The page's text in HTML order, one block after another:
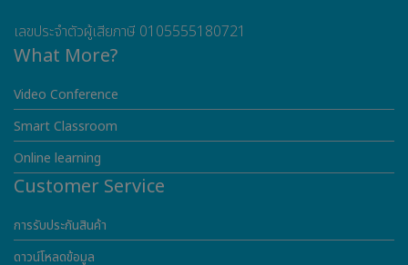
เลขประจำตัวผู้เสียภาษี 0105555180721
What More?
Video Conference
Smart Classroom
Online learning
Customer Service
การรับประกันสินค้า
ดาวน์โหลดข้อมูล